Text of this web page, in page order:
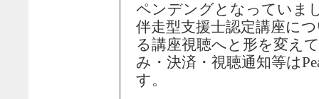
ペンデングとなっていま
伴走型支援士認定講座に
る講座視聴へと形を変え
み・決済・視聴通知等は
す。